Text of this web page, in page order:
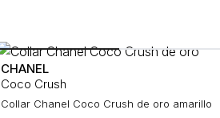
CHANEL
Coco Crush
Collar Chanel Coco Crush de oro amarillo